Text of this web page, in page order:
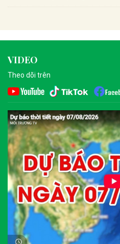
VIDEO
Theo dõi trên